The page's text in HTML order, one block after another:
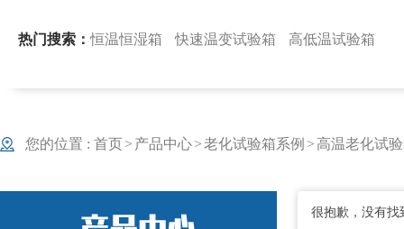
热门搜索：恒温恒湿箱 快速温变试验箱 高低温试验箱
您的位置 : 首页> 产品中心>老化试验箱系例 >高温老化试
很抱歉，没有找